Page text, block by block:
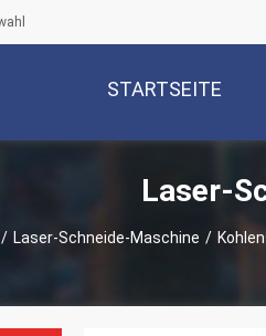
STARTSEITE
Laser-
/ Laser-Schneide-Maschine /